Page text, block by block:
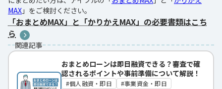
MAX 」をご検討ください。
「おまとめMAX」と「かりかえMAX」の必要書類はこち
ら
関連記事
おまとめローンは即日融資できる？審査で確
認されるポイントや事前準備について解説！
個人融資・即日
事業資金・即日